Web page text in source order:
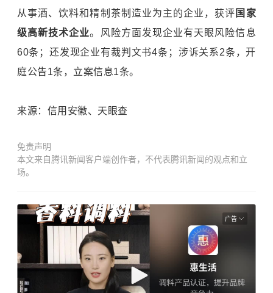
从事酒、饮料和精制茶制造业为主的企业，获评 国家
级高新技术企业。风险方面发现企业有天眼风险信息
60条；还发现企业有裁判文书4条；涉诉关系2条，开
庭公告1条，立案信息1条。
来源：信用安徽、天眼查
免责声明
本文来自腾讯新闻客户端创作者，不代表腾讯新闻的观点和立
场。
广告